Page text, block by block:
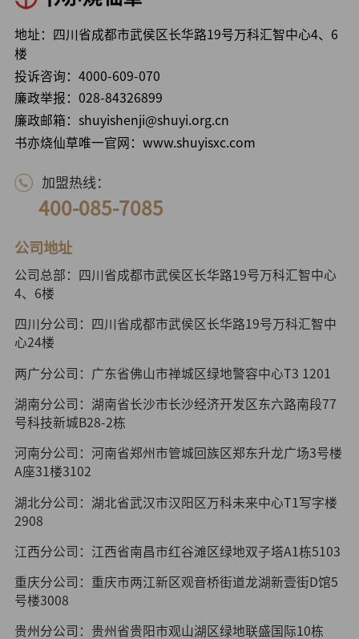
地址：四川省成都市武侯区长华路19号万科汇智中心4、6
楼
投诉咨询： 4000-609-070
廉政举报： 028-84326899
廉政邮箱：shuyishenji@shuyi.org.cn
书亦烧仙草唯一官网：www.shuyisxc.com
加盟热线：
400-085-7085
公司地址
公司总部：四川省成都市武侯区长华路19号万科汇智中心
4、6楼
四川分公司：四川省成都市武侯区长华路19号万科汇智中
心24楼
两广分公司：广东省佛山市禅城区绿地警容中心T3 1201
湖南分公司：湖南省长沙市长沙经济开发区东六路南段77
号科技新城B28-2栋
河南分公司：河南省郑州市管城回族区郑东升龙广场3号楼
A座31楼3102
湖北分公司：湖北省武汉市汉阳区万科未来中心T1写字楼
2908
江西分公司：江西省南昌市红谷滩区绿地双子塔A1栋5103
重庆分公司：重庆市两江新区观音桥街道龙湖新壹街D馆5
号楼3008
贵州分公司：贵州省贵阳市观山湖区绿地联盛国际10栋